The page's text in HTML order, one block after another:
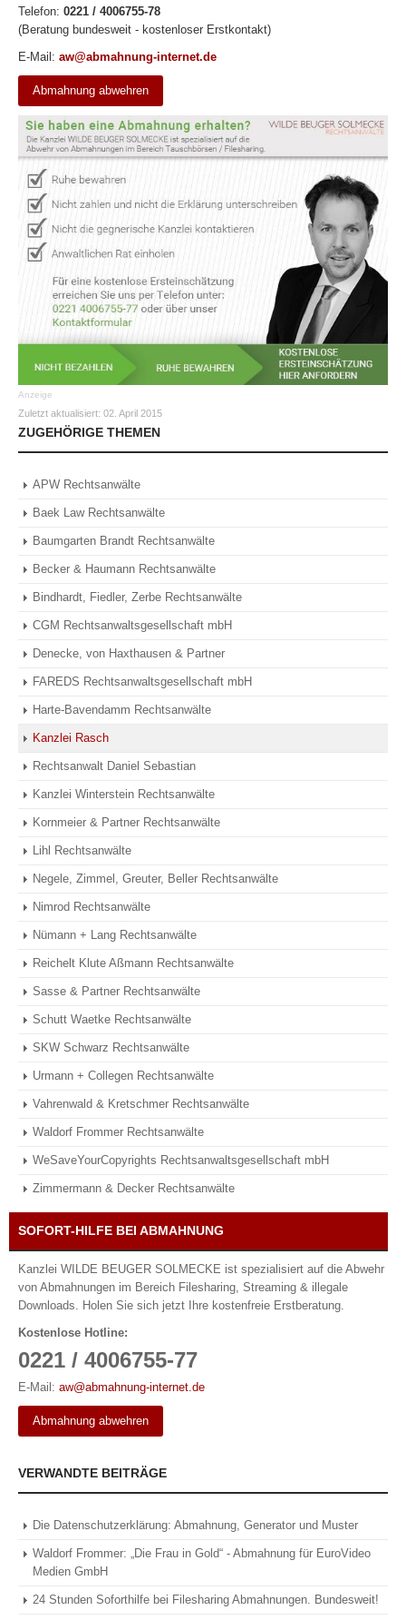
Telefon: 0221 / 4006755-78
(Beratung bundesweit - kostenloser Erstkontakt)
E-Mail: aw@abmahnung-internet.de
Abmahnung abwehren
Anzeige
Zuletzt aktualisiert: 02. April 2015
ZUGEHÖRIGE THEMEN
APW Rechtsanwälte
Baek Law Rechtsanwälte
Baumgarten Brandt Rechtsanwälte
Becker & Haumann Rechtsanwälte
Bindhardt, Fiedler, Zerbe Rechtsanwälte
CGM Rechtsanwaltsgesellschaft mbH
Denecke, von Haxthausen & Partner
FAREDS Rechtsanwaltsgesellschaft mbH
Harte-Bavendamm Rechtsanwälte
Kanzlei Rasch
Rechtsanwalt Daniel Sebastian
Kanzlei Winterstein Rechtsanwälte
Kornmeier & Partner Rechtsanwälte
Lihl Rechtsanwälte
Negele, Zimmel, Greuter, Beller Rechtsanwälte
Nimrod Rechtsanwälte
Nümann + Lang Rechtsanwälte
Reichelt Klute Aßmann Rechtsanwälte
Sasse & Partner Rechtsanwälte
Schutt Waetke Rechtsanwälte
SKW Schwarz Rechtsanwälte
Urmann + Collegen Rechtsanwälte
Vahrenwald & Kretschmer Rechtsanwälte
Waldorf Frommer Rechtsanwälte
WeSaveYourCopyrights Rechtsanwaltsgesellschaft mbH
Zimmermann & Decker Rechtsanwälte
SOFORT-HILFE BEI ABMAHNUNG
Kanzlei WILDE BEUGER SOLMECKE ist spezialisiert auf die Abwehr
von Abmahnungen im Bereich Filesharing, Streaming & illegale
Downloads. Holen Sie sich jetzt Ihre kostenfreie Erstberatung.
Kostenlose Hotline:
0221 / 4006755-77
E-Mail: aw@abmahnung-internet.de
Abmahnung abwehren
VERWANDTE BEITRÄGE
Die Datenschutzerklärung: Abmahnung, Generator und Muster
Waldorf Frommer: „Die Frau in Gold“ - Abmahnung für EuroVideo
Medien GmbH
24 Stunden Soforthilfe bei Filesharing Abmahnungen. Bundesweit!